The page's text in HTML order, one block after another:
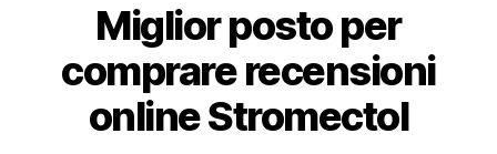
Miglior posto per
comprare recensioni
online Stromectol